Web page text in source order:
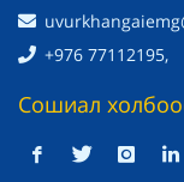
+976 77112195,
Сошиал